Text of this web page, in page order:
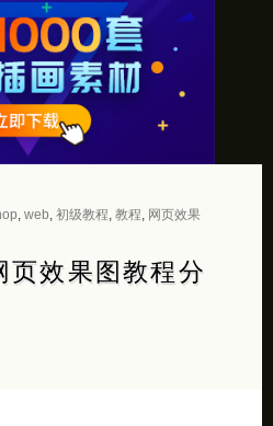
web 初级教程 教程
网页效果
页效果图教程分